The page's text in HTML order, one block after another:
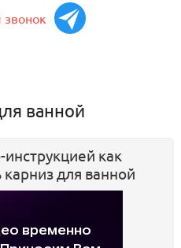
ванной
как
карниз для ванной